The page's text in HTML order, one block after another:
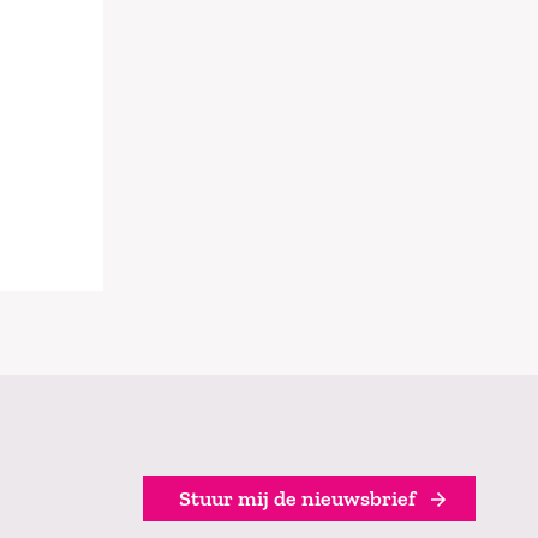
Stuur mij de nieuwsbrief